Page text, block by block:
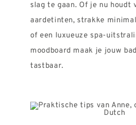
slag te gaan. Of je nu houdt
aardetinten, strakke
of een luxueuze spa-
moodboard maak je jouw
tastbaar.